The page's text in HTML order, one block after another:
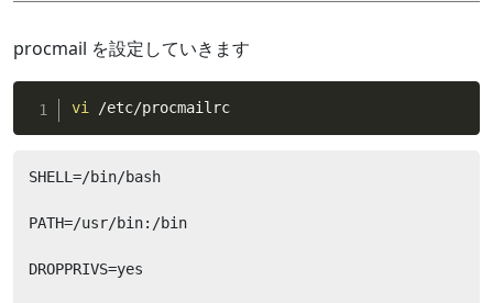
procmail を設定していきます
vi /etc/procmailrc
SHELL=/bin/bash
PATH=/usr/bin:/bin
DROPPRIVS=yes